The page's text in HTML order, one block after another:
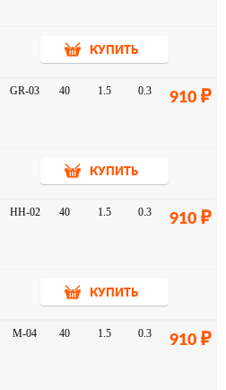
КУПИТЬ
GR-03 40 1.5 0.3 910
КУПИТЬ
HH-02 40 1.5 0.3 910
КУПИТЬ
M-04 40 1.5 0.3 910